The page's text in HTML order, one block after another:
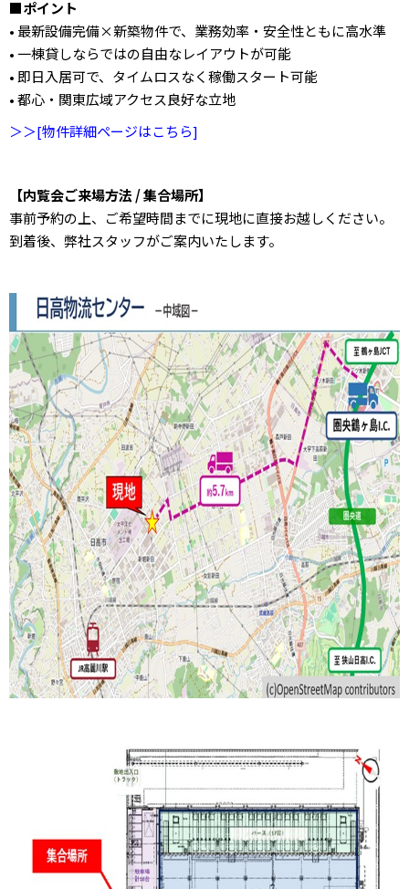
■ポイント
• 最新設備完備×新築物件で、業務効率・安全性ともに高水準
• 一棟貸しならではの自由なレイアウトが可能
• 即日入居可で、タイムロスなく稼働スタート可能
• 都心・関東広域アクセス良好な立地
＞＞[物件詳細ページはこちら]
【内覧会ご来場方法 / 集合場所】
事前予約の上、ご希望時間までに現地に直接お越しください。
到着後、弊社スタッフがご案内いたします。